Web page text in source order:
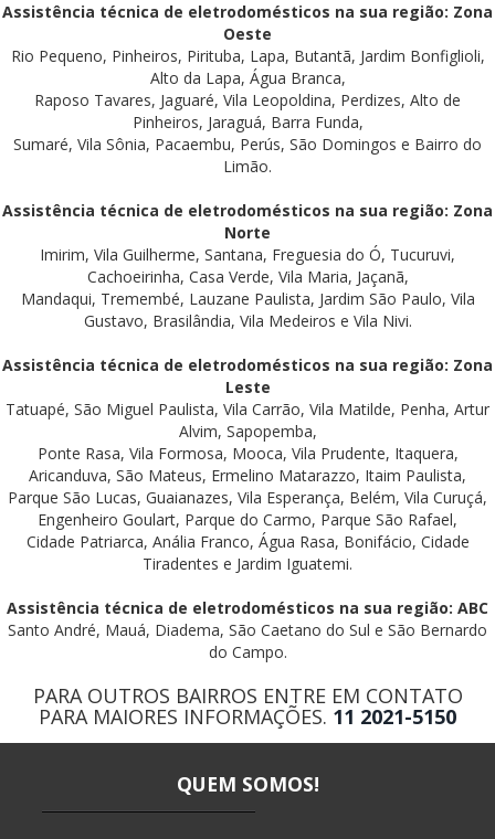
Assistência técnica de eletrodomésticos na sua região: Zona
Oeste
Rio Pequeno, Pinheiros, Pirituba, Lapa, Butantã, Jardim Bonfiglioli,
Alto da Lapa, Água Branca,
Raposo Tavares, Jaguaré, Vila Leopoldina, Perdizes, Alto de
Pinheiros, Jaraguá, Barra Funda,
Sumaré, Vila Sônia, Pacaembu, Perús, São Domingos e Bairro do
Limão.
Assistência técnica de eletrodomésticos na sua região: Zona
Norte
Imirim, Vila Guilherme, Santana, Freguesia do Ó, Tucuruvi,
Cachoeirinha, Casa Verde, Vila Maria, Jaçanã,
Mandaqui, Tremembé, Lauzane Paulista, Jardim São Paulo, Vila
Gustavo, Brasilândia, Vila Medeiros e Vila Nivi.
Assistência técnica de eletrodomésticos na sua região: Zona
Leste
Tatuapé, São Miguel Paulista, Vila Carrão, Vila Matilde, Penha, Artur
Alvim, Sapopemba,
Ponte Rasa, Vila Formosa, Mooca, Vila Prudente, Itaquera,
Aricanduva, São Mateus, Ermelino Matarazzo, Itaim Paulista,
Parque São Lucas, Guaianazes, Vila Esperança, Belém, Vila Curuçá,
Engenheiro Goulart, Parque do Carmo, Parque São Rafael,
Cidade Patriarca, Anália Franco, Água Rasa, Bonifácio, Cidade
Tiradentes e Jardim Iguatemi.
Assistência técnica de eletrodomésticos na sua região: ABC
Santo André, Mauá, Diadema, São Caetano do Sul e São Bernardo
do Campo.
PARA OUTROS BAIRROS ENTRE EM CONTATO
PARA MAIORES INFORMAÇÕES. 11 2021-5150
QUEM SOMOS!